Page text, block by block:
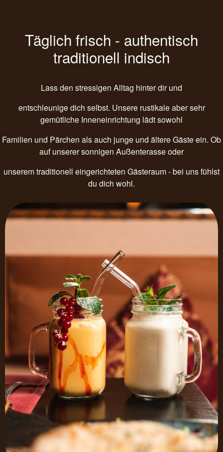
Täglich frisch - authentisch
traditionell indisch
Lass den stressigen Alltag hinter dir und
entschleunige dich selbst. Unsere rustikale aber sehr
gemütliche Inneneinrichtung lädt sowohl
Familien und Pärchen als auch junge und ältere Gäste ein. Ob
auf unserer sonnigen Außenterasse oder
unserem traditionell eingerichteten Gästeraum - bei uns fühlst
du dich wohl.